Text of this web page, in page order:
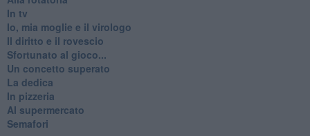
In tv
Io, mia moglie e il virologo
Il diritto e il rovescio
Sfortunato al gioco...
Un concetto superato
La dedica
In pizzeria
Al supermercato
Semafori